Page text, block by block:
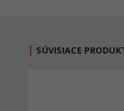
SÚVISIACE